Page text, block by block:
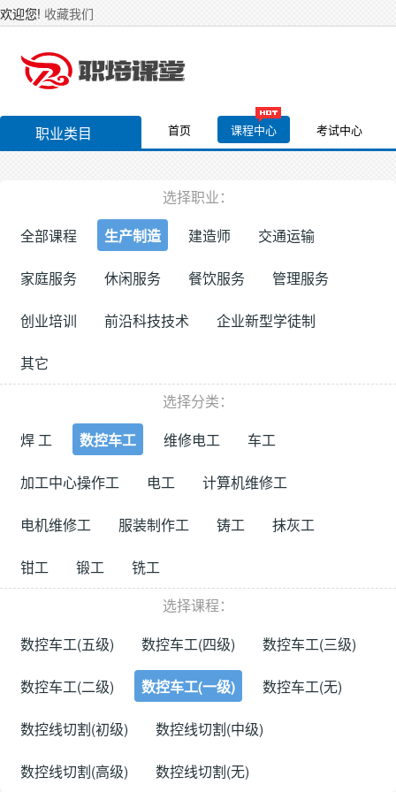
欢迎您! 收藏我们
职业类目 首页 课程中心 考试中心
选择职业：
全部课程
生产制造 建造师 交通运输
家庭服务 休闲服务 餐饮服务 管理服务
创业培训 前沿科技技术 企业新型学徒制
其它
选择分类：
焊 工
数控车工 维修电工 车工
加工中心操作工 电工 计算机维修工
电机维修工 服装制作工 铸工 抹灰工
钳工 锻工
铣工
选择课程：
数控车工(五级)
数控车工(四级) 数控车工(三级)
数控车工(二级) 数控车工(一级) 数控车工(无)
数控线切割(初级) 数控线切割(中级)
数控线切割(高级) 数控线切割(无)